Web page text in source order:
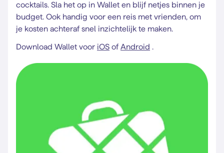
cocktails. Sla het op in Wallet en blijf netjes binnen je
budget. Ook handig voor een reis met vrienden, om
je kosten achteraf snel inzichtelijk te maken.
Download Wallet voor iOS of Android .